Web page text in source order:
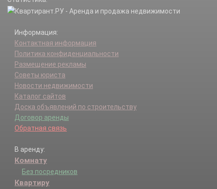
Информация:
Контактная информация
Политика конфиденциальности
Размещение рекламы
Советы юриста
Новости недвижимости
Каталог сайтов
Доска объявлений по строительству
Договор аренды
Обратная связь
В аренду:
Комнату
Без посредников
Квартиру